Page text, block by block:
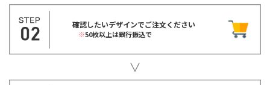
確認したいデザインでご注文ください
※50枚以上は銀行振込で